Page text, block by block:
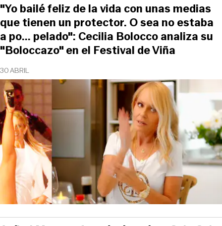
30 ABRIL
"Yo bailé feliz de la vida con unas medias
que tienen un protector. O sea no estaba
a po... pelado": Cecilia Bolocco analiza su
"Boloccazo" en el Festival de Viña